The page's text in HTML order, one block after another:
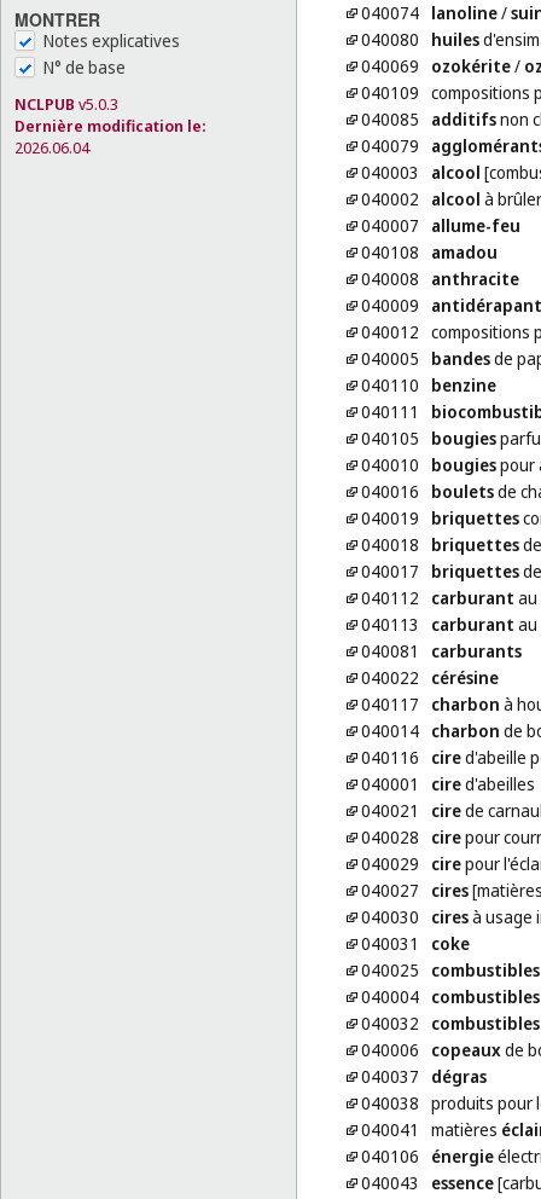
MONTRER
Notes explicatives
N° de base
NCLPUB v5.0.3
Dernière modification le:
2026.06.04
040074 lanoline/
040080
huiles
040069
ozokérite/
040109 compositions
040085
additifsnon
040079
040003
alcool
040002
alcool à brûler
040007
allume-feu
040108
amadou
040008
anthracite
040009
040012 compositions
040005
bandesde
040110
benzine
040111
040105
bougies
040010
bougiespour
040016
bouletsde
040019
briquettes
040018
briquettes
040017
briquettes
040112
carburant au
040113
carburant au
040081
carburants
040022
cérésine
040117
charbon à
040014 charbon de
040116
cired'abeille
040001
cired'abeilles
040021
cirede
040028
cirepour
040029
cirepour
040027
cires
040030
ciresà usage
040031
coke
040025
combustibles
040004 combustibles
040032
combustibles
040006
copeauxde
040037
dégras
040038 produits pour
040041
matières
040106
énergie
040043
essence